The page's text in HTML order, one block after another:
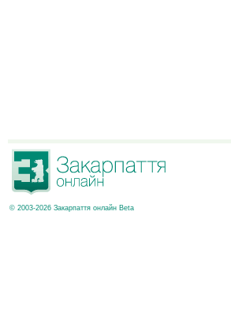
© 2003-2026 Закарпаття онлайн Beta